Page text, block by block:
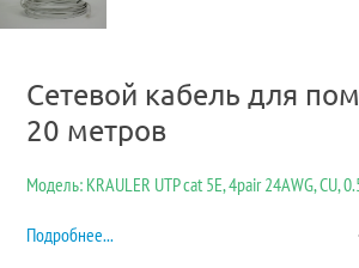
Сетевой кабель для
20 метров
Модель: KRAULER UTP cat 5E, 4pair 24AWG, CU,
Подробнее...